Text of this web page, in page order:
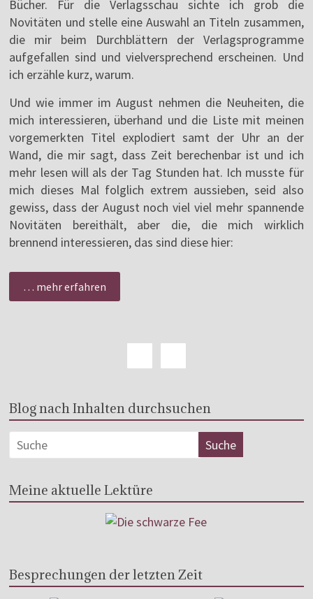
Bücher. Für die Verlagsschau sichte ich grob die
Novitäten und stelle eine Auswahl an Titeln zusammen,
die mir beim Durchblättern der Verlagsprogramme
aufgefallen sind und vielversprechend erscheinen. Und
ich erzähle kurz, warum.
Und wie immer im August nehmen die Neuheiten, die
mich interessieren, überhand und die Liste mit meinen
vorgemerkten Titel explodiert samt der Uhr an der
Wand, die mir sagt, dass Zeit berechenbar ist und ich
mehr lesen will als der Tag Stunden hat. Ich musste für
mich dieses Mal folglich extrem aussieben, seid also
gewiss, dass der August noch viel viel mehr spannende
Novitäten bereithält, aber die, die mich wirklich
brennend interessieren, das sind diese hier:
… mehr erfahren
Blog nach Inhalten durchsuchen
Meine aktuelle Lektüre
Besprechungen der letzten Zeit